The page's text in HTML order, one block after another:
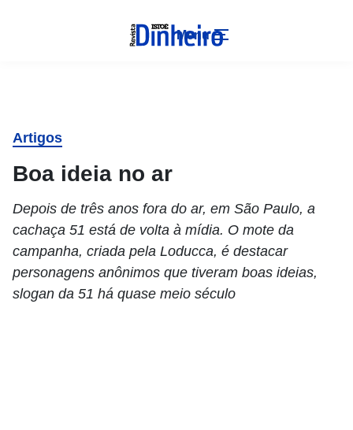
Menu
Artigos
Boa ideia no ar
Depois de três anos fora do ar, em São Paulo, a
cachaça 51 está de volta à mídia. O mote da
campanha, criada pela Loducca, é destacar
personagens anônimos que tiveram boas ideias,
slogan da 51 há quase meio século